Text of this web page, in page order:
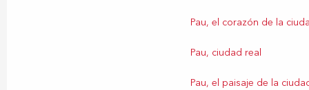
Pau, el corazón de la
Pau, ciudad real
Pau, el paisaje de la